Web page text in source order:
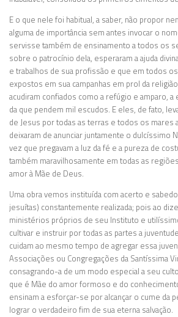
E o que nele foi habitual, a saber, não propor
alguma de importância sem antes invocar o
servisse também de ensinamento a todos os
sobre o patrocínio dela, esperaram a ajuda
e trabalhos de sua profissão e que em todos
expostos em sua campanhas em prol da
acudiram confiados como a refúgio e amparo,
da que pendem mil escudos. E eles, de fato,
de Jesus por todas as terras e todos os mares
deixaram de anunciar juntamente o dulcíssimo
vez que pregavam a luz da fé e a pureza de
também maravilhosamente em todas as
amor à Mãe de Deus.
Uma obra vemos instituída com acerto e
jesuítas) constantemente realizada; pois ao
ministérios próprios de seu Instituto e
cultivar e instruir por todas as partes a
cuidam ao mesmo tempo de agregar essa
Associações ou Congregações da Santíssima
consagrando-a de um modo especial a seu
que é Mãe do amor formoso e do
ensinam a esforçar-se por alcançar o cume da
lograr o verdadeiro fim de sua eterna salvação.